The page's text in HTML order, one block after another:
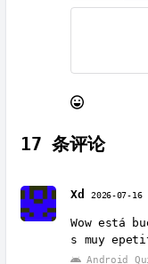
17 条评论
Xd 2026-07-16
Wow está
s muy
Android